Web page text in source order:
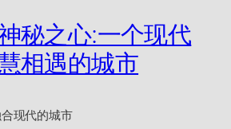
秘之心:一个现代
相遇的城市
现代的城市